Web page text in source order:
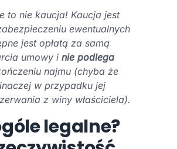
to nie kaucja! Kaucja jest
ewentualnych
jest opłatą za samą
umowy i nie podlega
najmu (chyba że
w przypadku jej
z winy właściciela).
legalne?